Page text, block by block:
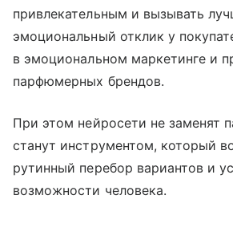
привлекательным и вызывать
эмоциональный отклик у
в эмоциональном маркетинге и
парфюмерных брендов.
При этом нейросети не заменят
станут инструментом, который
рутинный перебор вариантов и
возможности человека.